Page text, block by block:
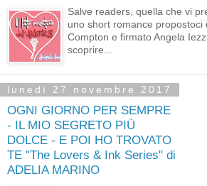
Salve readers, quella che vi
uno short romance propostoci
Compton e firmato Angela
scoprire...
lunedì 27 novembre 2017
OGNI GIORNO PER SEMPRE
- IL MIO SEGRETO PIÙ
DOLCE - E POI HO TROVATO
TE "The Lovers & Ink Series" di
ADELIA MARINO